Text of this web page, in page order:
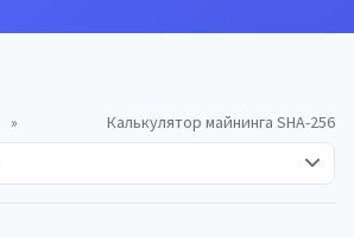
» Калькулятор майнинга SHA-256